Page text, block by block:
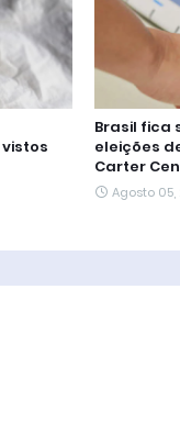
Brasil fica
eleições
Carter
Agosto